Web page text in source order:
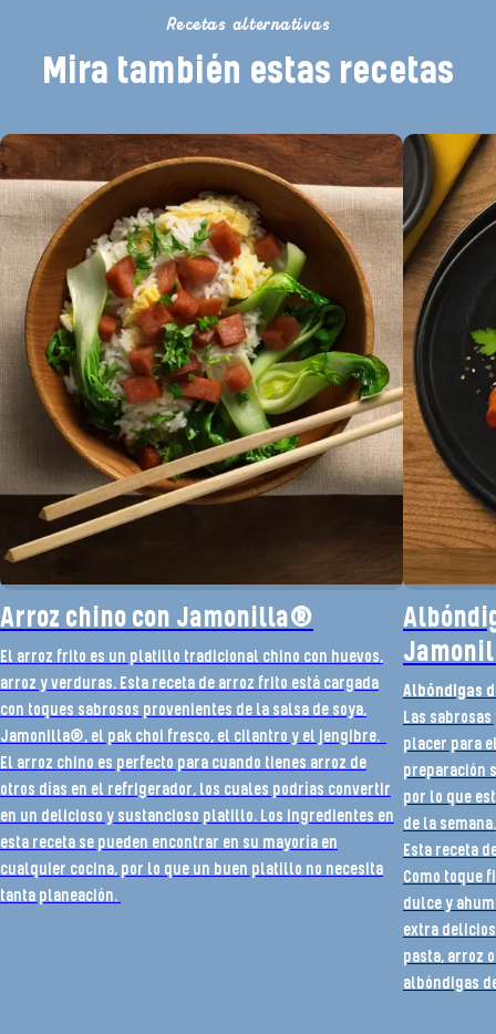
Recetas alternativas
Mira también estas recetas
Arroz chino con Jamonilla®
El arroz frito es un platillo tradicional chino con huevos,
arroz y verduras. Esta receta de arroz frito está cargada
con toques sabrosos provenientes de la salsa de soya,
Jamonilla®, el pak choi fresco, el cilantro y el jengibre.
El arroz chino es perfecto para cuando tienes arroz de
otros días en el refrigerador, los cuales podrías convertir
en un delicioso y sustancioso platillo. Los ingredientes en
esta receta se pueden encontrar en su mayoría en
cualquier cocina, por lo que un buen platillo no necesita
tanta planeación.
Albóndigas
Las
placer para
preparación
por lo que
de la semana.
Esta receta
Como toque
dulce y
extra
pasta, arroz
albóndigas